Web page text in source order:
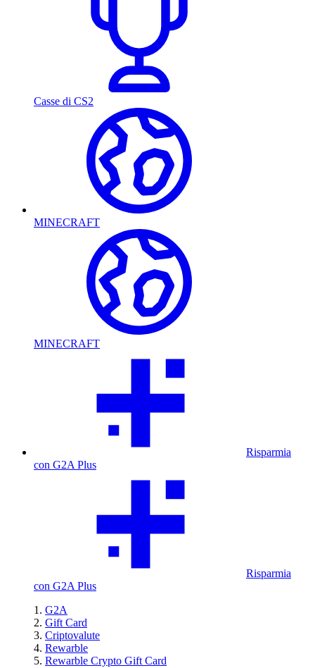
Casse di CS2
MINECRAFT
MINECRAFT
Risparmia
con G2A Plus
Risparmia
con G2A Plus
G2A
Gift Card
Criptovalute
Rewarble
Rewarble Crypto Gift Card